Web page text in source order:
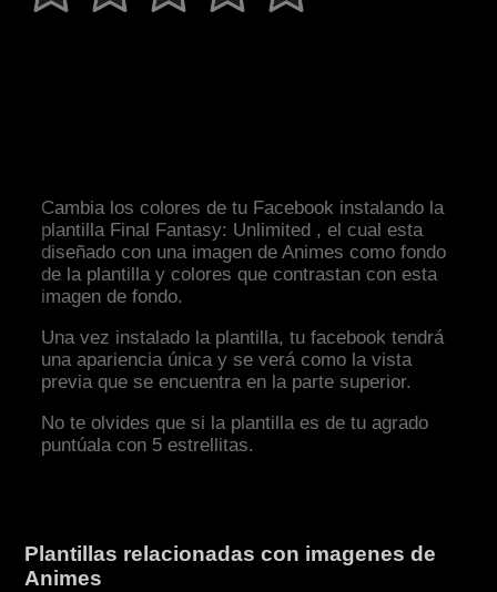
Cambia los colores de tu Facebook instalando la
plantilla Final Fantasy: Unlimited , el cual esta
diseñado con una imagen de Animes como fondo
de la plantilla y colores que contrastan con esta
imagen de fondo.
Una vez instalado la plantilla, tu facebook tendrá
una apariencia única y se verá como la vista
previa que se encuentra en la parte superior.
No te olvides que si la plantilla es de tu agrado
puntúala con 5 estrellitas.
Plantillas relacionadas con imagenes de
Animes